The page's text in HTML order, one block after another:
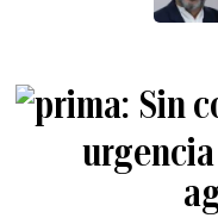
Sin